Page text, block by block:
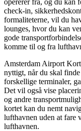
check-in,
formaliteterne, vil du
lounges, hvor du kan
gode
komme til og fra
Amsterdam Airport
nyttigt, når du skal
forskellige terminaler,
Det vil også vise
og andre
kortet kan du nemt
lufthavnen uden at fare
lufthavnen.